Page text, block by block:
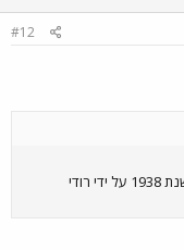
#12
צולם בתחנת אגד בשד' רוטשילד בת"א בשנת 1938 על ידי רודי